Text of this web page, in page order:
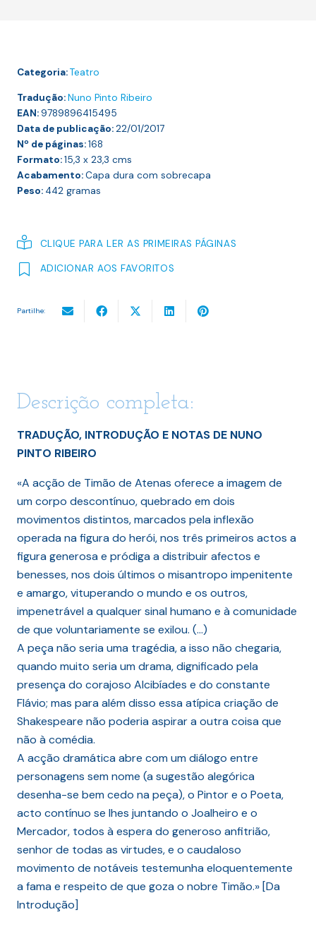
Categoria:Teatro
Tradução:Nuno Pinto Ribeiro
EAN:9789896415495
Data de publicação:22/01/2017
Nº de páginas:168
Formato:15,3 x 23,3 cms
Acabamento:Capa dura com sobrecapa
Peso: 442 gramas
CLIQUE PARA LER AS PRIMEIRAS PÁGINAS
ADICIONAR AOS FAVORITOS
Partilhe:
Descrição completa:
TRADUÇÃO, INTRODUÇÃO E NOTAS DE NUNO
PINTO RIBEIRO
«A acção de Timão de Atenas oferece a imagem de
um corpo descontínuo, quebrado em dois
movimentos distintos, marcados pela inflexão
operada na figura do herói, nos três primeiros actos a
figura generosa e pródiga a distribuir afectos e
benesses, nos dois últimos o misantropo impenitente
e amargo, vituperando o mundo e os outros,
impenetrável a qualquer sinal humano e à comunidade
de que voluntariamente se exilou. (…)
A peça não seria uma tragédia, a isso não chegaria,
quando muito seria um drama, dignificado pela
presença do corajoso Alcibíades e do constante
Flávio; mas para além disso essa atípica criação de
Shakespeare não poderia aspirar a outra coisa que
não à comédia.
A acção dramática abre com um diálogo entre
personagens sem nome (a sugestão alegórica
desenha-se bem cedo na peça), o Pintor e o Poeta,
acto contínuo se lhes juntando o Joalheiro e o
Mercador, todos à espera do generoso anfitrião,
senhor de todas as virtudes, e o caudaloso
movimento de notáveis testemunha eloquentemente
a fama e respeito de que goza o nobre Timão.» [Da
Introdução]